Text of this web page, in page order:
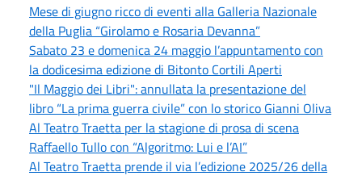
Mese di giugno ricco di eventi alla Galleria Nazionale
della Puglia “Girolamo e Rosaria Devanna”
Sabato 23 e domenica 24 maggio l’appuntamento con
la dodicesima edizione di Bitonto Cortili Aperti
"Il Maggio dei Libri": annullata la presentazione del
libro “La prima guerra civile” con lo storico Gianni Oliva
Al Teatro Traetta per la stagione di prosa di scena
Raffaello Tullo con “Algoritmo: Lui e l’AI”
Al Teatro Traetta prende il via l’edizione 2025/26 della